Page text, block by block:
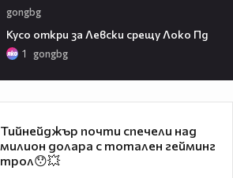
gongbg
Кусо откри за Левски срещу Локо Пд
1 gongbg
Тийнейджър почти спечели над
милион долара с тотален гейминг
трол😯💥